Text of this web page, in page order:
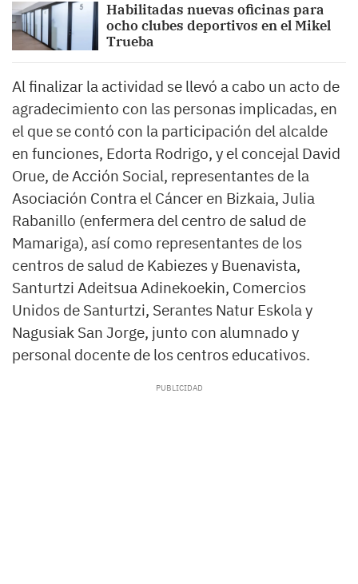
Habilitadas nuevas oficinas para
ocho clubes deportivos en el Mikel
Trueba
Al finalizar la actividad se llevó a cabo un acto de
agradecimiento con las personas implicadas, en
el que se contó con la participación del alcalde
en funciones, Edorta Rodrigo, y el concejal David
Orue, de Acción Social, representantes de la
Asociación Contra el Cáncer en Bizkaia, Julia
Rabanillo (enfermera del centro de salud de
Mamariga), así como representantes de los
centros de salud de Kabiezes y Buenavista,
Santurtzi Adeitsua Adinekoekin, Comercios
Unidos de Santurtzi, Serantes Natur Eskola y
Nagusiak San Jorge, junto con alumnado y
personal docente de los centros educativos.